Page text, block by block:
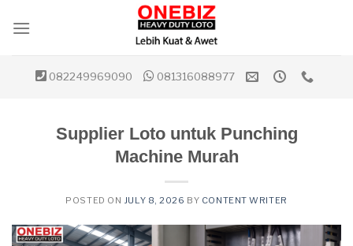
082249969090 081316088977
Supplier Loto untuk Punching
Machine Murah
POSTED ON JULY 8, 2026 BY CONTENT WRITER